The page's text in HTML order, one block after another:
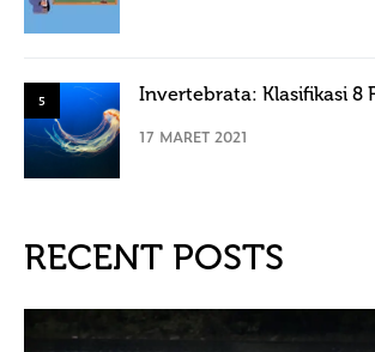
5 Invertebrata: Klasifikasi 8
17 MARET 2021
RECENT POSTS